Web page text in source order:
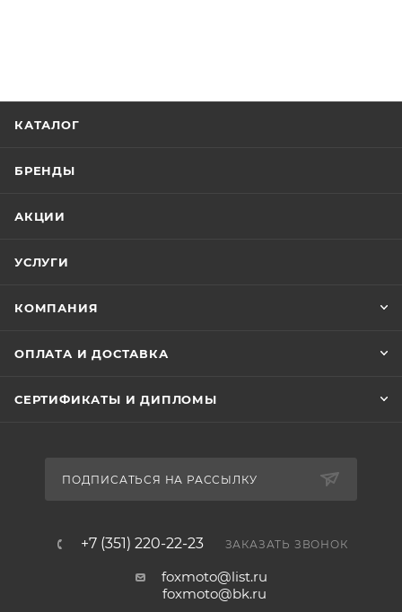
КАТАЛОГ
БРЕНДЫ
АКЦИИ
УСЛУГИ
КОМПАНИЯ
ОПЛАТА И ДОСТАВКА
СЕРТИФИКАТЫ И ДИПЛОМЫ
ПОДПИСАТЬСЯ НА РАССЫЛКУ
+7 (351) 220-22-23 ЗАКАЗАТЬ ЗВОНОК
foxmoto@list.ru
foxmoto@bk.ru